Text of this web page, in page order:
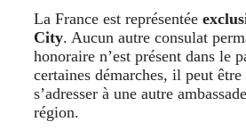
La France est représentée
City. Aucun autre consulat
honoraire n’est présent dans le
certaines démarches, il peut être
s’adresser à une autre
région.